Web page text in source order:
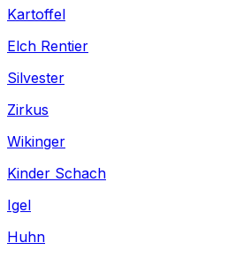
Kartoffel
Elch Rentier
Silvester
Zirkus
Wikinger
Kinder Schach
Igel
Huhn